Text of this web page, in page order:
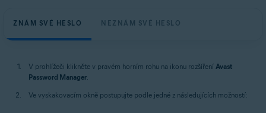
ZNÁM SVÉ HESLO NEZNÁM SVÉ HESLO
V prohlížeči klikněte v pravém horním rohu na ikonu rozšíření Avast
Password Manager.
Ve vyskakovacím okně postupujte podle jedné z následujících možností: